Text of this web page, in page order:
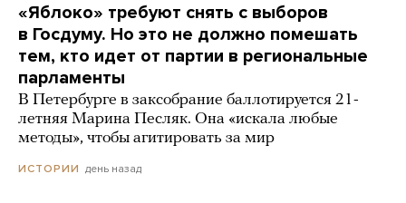
«Яблоко» требуют снять с выборов
в Госдуму. Но это не должно помешать
тем, кто идет от партии в региональные
парламенты
В Петербурге в заксобрание баллотируется 21-
летняя Марина Песляк. Она «искала любые
методы», чтобы агитировать за мир
ИСТОРИИ день назад